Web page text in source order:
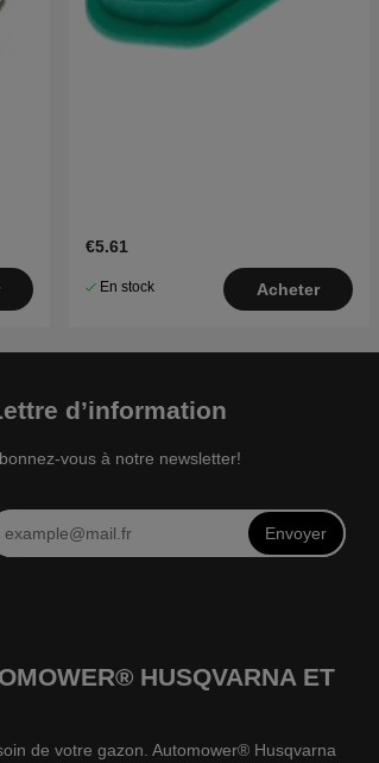
€5.61
En stock Acheter
d’information
vous à notre newsletter!
Envoyer
HUSQVARNA ET
de votre gazon. Automower® Husqvarna